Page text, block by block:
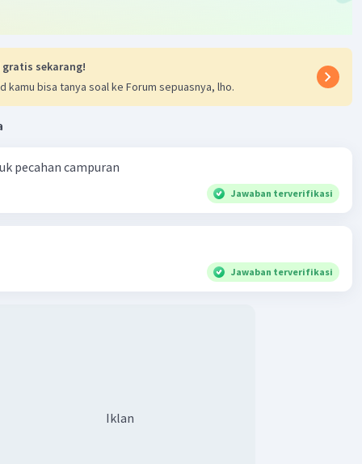
:
gabungan bangun tersebut adalah 704 cm
gratis sekarang!
kamu bisa tanya soal ke Forum sepuasnya, lho.
pecahan campuran
Jawaban terverifikasi
Jawaban terverifikasi
Iklan